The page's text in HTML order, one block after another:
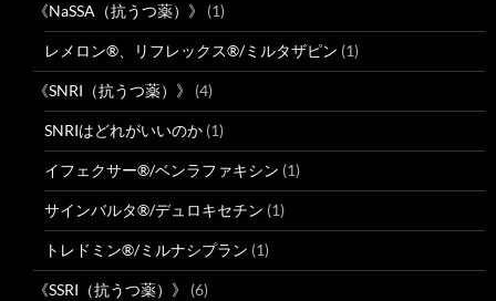
《NaSSA（抗うつ薬）》 (1)
レメロン®、リフレックス®/ミルタザピン (1)
《SNRI（抗うつ薬）》 (4)
SNRIはどれがいいのか (1)
イフェクサー®/ベンラファキシン (1)
サインバルタ®/デュロキセチン (1)
トレドミン®/ミルナシプラン (1)
《SSRI（抗うつ薬）》 (6)